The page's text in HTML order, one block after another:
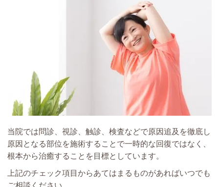
当院では問診、視診、触診、検査などで原因追及を徹底し
原因となる部位を施術することで一時的な回復ではなく、
根本から治癒することを目標としています。
上記のチェック項目からあてはまるものがあればいつでも
ご相談ください。